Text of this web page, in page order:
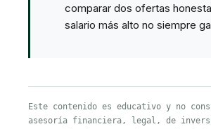
comparar dos ofertas
salario más alto no siempre
Este contenido es educativo y no
asesoría financiera, legal, de